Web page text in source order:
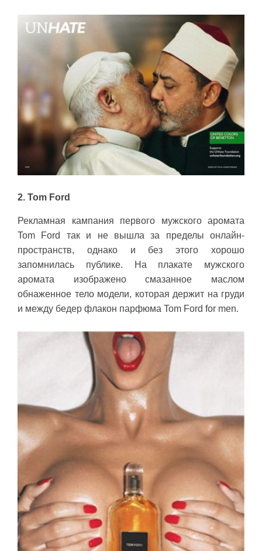
2. Tom Ford
Рекламная кампания первого мужского аромата
Tom Ford так и не вышла за пределы онлайн-
пространств, однако и без этого хорошо
запомнилась публике. На плакате мужского
аромата изображено смазанное маслом
обнаженное тело модели, которая держит на груди
и между бедер флакон парфюма Tom Ford for men.